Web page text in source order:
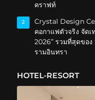
คราฟท์
2
Crystal Design
คอกาแฟตัวจริง จัด
2026” รวมที่สุดขอ
รามอินทรา
HOTEL-RESORT